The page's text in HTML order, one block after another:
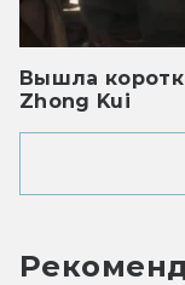
Вышла
Zhong Kui